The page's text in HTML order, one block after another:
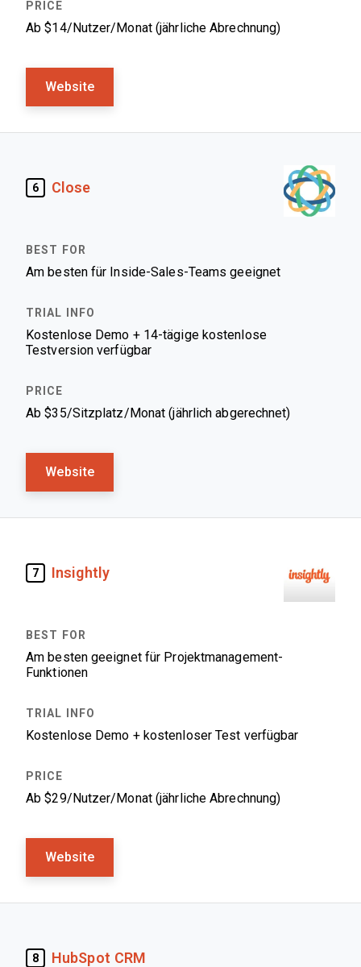
Ab $14/Nutzer/Monat (jährliche Abrechnung)
Website
6 Close
Am besten für Inside-Sales-Teams geeignet
Kostenlose Demo + 14-tägige kostenlose
Testversion verfügbar
Ab $35/Sitzplatz/Monat (jährlich abgerechnet)
Website
7 Insightly
Am besten geeignet für Projektmanagement-
Funktionen
Kostenlose Demo + kostenloser Test verfügbar
Ab $29/Nutzer/Monat (jährliche Abrechnung)
Website
8 HubSpot CRM